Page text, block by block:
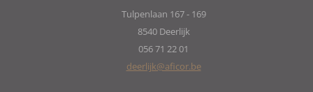
Tulpenlaan 167 - 169
8540 Deerlijk
056 71 22 01
deerlijk@aficor.be